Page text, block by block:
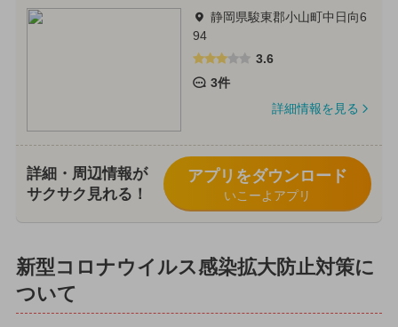
静岡県駿東郡小山町中日向6
94
3.6
3件
詳細情報を見る
詳細・周辺情報が
サクサク見れる！
アプリをダウンロード
いこーよアプリ
新型コロナウイルス感染拡大防止対策に
ついて